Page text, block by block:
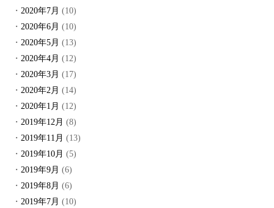
2020年7月 (10)
2020年6月 (10)
2020年5月 (13)
2020年4月 (12)
2020年3月 (17)
2020年2月 (14)
2020年1月 (12)
2019年12月 (8)
2019年11月 (13)
2019年10月 (5)
2019年9月 (6)
2019年8月 (6)
2019年7月 (10)